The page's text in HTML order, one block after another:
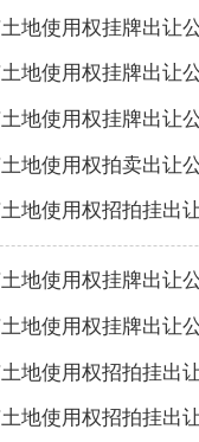
地使用权挂牌出让
地使用权挂牌出让
地使用权挂牌出让
地使用权拍卖出让
地使用权招拍挂出
地使用权挂牌出让
地使用权挂牌出让
地使用权招拍挂出
地使用权招拍挂出